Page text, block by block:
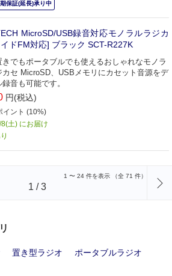
保証(延長)承り中
MicroSD/USB録音対応モノラルラジカ
ドFM対応] ブラック SCT-R227K
きでもポータブルでも使えるおしゃれなモノラ
カセ MicroSD、USBメモリにカセット音源をデ
音も可能です。
円(税込)
イント (10%)
土) にお届け
1 〜 24 件を表示 （全 71 件）
1 /3
置き型ラジオ ポータブルラジオ